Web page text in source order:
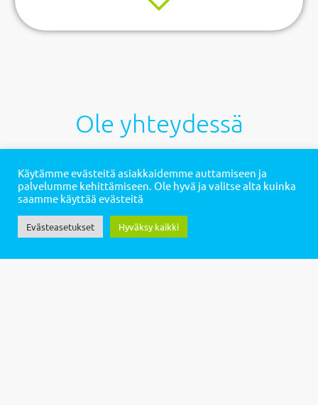
Ole yhteydessä
Soita meille:
040 6533 222
Käytämme evästeitä asiakkaidemme auttamiseen ja
palvelumme kehittämiseen. Ole hyvä ja valitse alta kuinka
saamme käyttää evästeitä
Evästeasetukset Hyväksy kaikki